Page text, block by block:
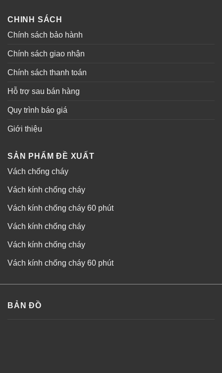
CHINH SÁCH
Chính sách bảo hành
Chính sách giao nhận
Chính sách thanh toán
Hỗ trợ sau bán hàng
Quy trình báo giá
Giới thiệu
SẢN PHẨM ĐỀ XUẤT
Vách chống cháy
Vách kính chống cháy
Vách kính chống cháy 60 phút
Vách kính chống cháy
Vách kính chống cháy
Vách kính chống cháy 60 phút
BẢN ĐỒ